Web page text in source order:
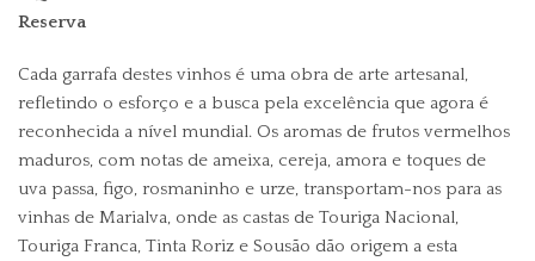
Reserva
Cada garrafa destes vinhos é uma obra de arte artesanal,
refletindo o esforço e a busca pela excelência que agora é
reconhecida a nível mundial. Os aromas de frutos vermelhos
maduros, com notas de ameixa, cereja, amora e toques de
uva passa, figo, rosmaninho e urze, transportam-nos para as
vinhas de Marialva, onde as castas de Touriga Nacional,
Touriga Franca, Tinta Roriz e Sousão dão origem a esta